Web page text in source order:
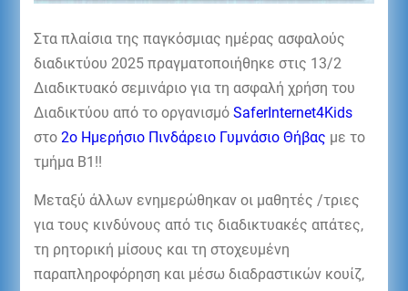
Στα πλαίσια της παγκόσμιας ημέρας ασφαλούς
διαδικτύου 2025 πραγματοποιήθηκε στις 13/2
Διαδικτυακό σεμινάριο για τη ασφαλή χρήση του
Διαδικτύου από το οργανισμό SaferInternet4Kids
στο 2ο Ημερήσιο Πινδάρειο Γυμνάσιο Θήβας με το
τμήμα Β1!!
Μεταξύ άλλων ενημερώθηκαν οι μαθητές /τριες
για τους κινδύνους από τις διαδικτυακές απάτες,
τη ρητορική μίσους και τη στοχευμένη
παραπληροφόρηση και μέσω διαδραστικών κουίζ,